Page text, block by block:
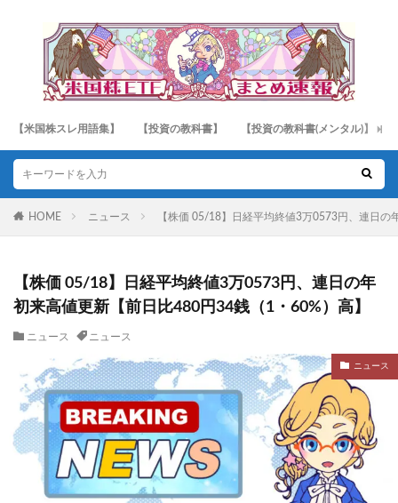
【米国株スレ用語集】 【投資の教科書】 【投資の教科書(メンタル)】
HOME ニュース 【株価 05/18】日経平均終値3万0573円、連日
【株価 05/18】日経平均終値3万0573円、連日の年
初来高値更新【前日比480円34銭（1・60%）高】
ニュース ニュース
ニュース